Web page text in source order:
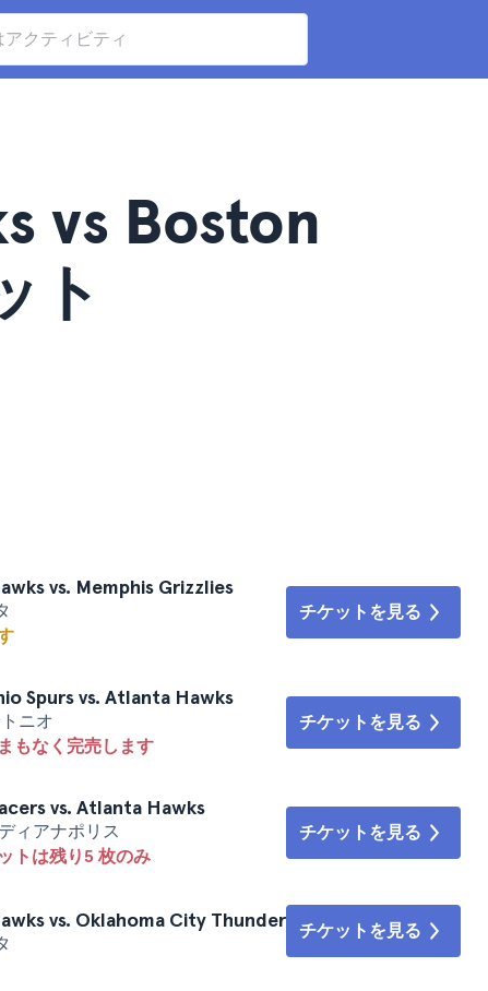
vs Boston
ト
vs. Memphis Grizzlies
チケットを見る
Spurs vs. Atlanta Hawks
ニオ
もなく完売します
チケットを見る
vs. Atlanta Hawks
ィアナポリス
トは残り5 枚のみ
チケットを見る
vs. Oklahoma City Thunder チケットを見る